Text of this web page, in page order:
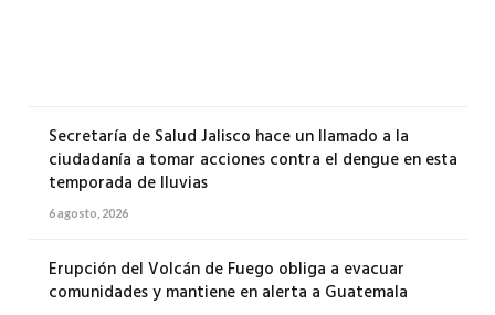
Secretaría de Salud Jalisco hace un llamado a la
ciudadanía a tomar acciones contra el dengue en esta
temporada de lluvias
6 agosto, 2026
Erupción del Volcán de Fuego obliga a evacuar
comunidades y mantiene en alerta a Guatemala